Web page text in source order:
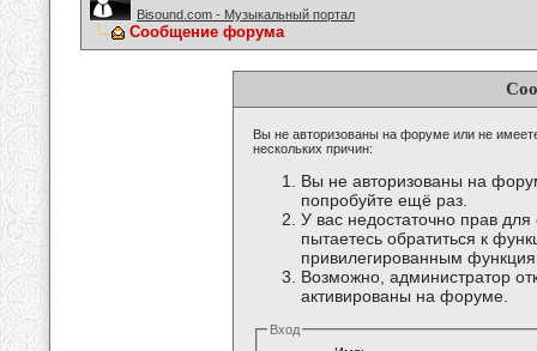
Bisound.com - Музыкальный портал
Сообщение форума
Вы не авторизованы на форуме или не
нескольких причин:
Вы не авторизованы на
попробуйте ещё раз.
У вас недостаточно прав
пытаетесь обратиться к
привилегированным
Возможно, администратор
активированы на форуме.
Вход